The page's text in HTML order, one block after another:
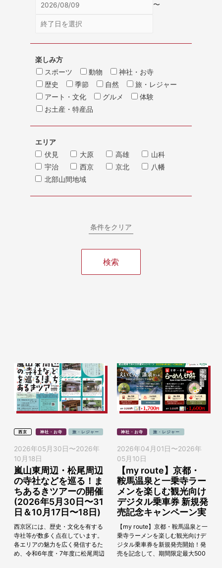
〜
楽しみ方
スポーツ
動物
神社・お寺
歴史
季節 自然
旅・レジャー
アート・文化
グルメ
体験
お土産・特産品
エリア
伏見
大原 高雄
山科
宇治
西京 京北
八幡
北部山間地域
条件をクリア
西京 神社・お寺 旅・レジャー
2026年05月30日 〜2026年
10月18日
嵐山東周辺・松尾周辺
の寺社などを巡る！ま
ちあるきツアーの開催
(2026年5月30日〜31
日＆10月17日〜18日)
西京区には、歴史・文化を有する
寺社等が数多く点在しています。
各エリアの魅力を広く発信するた
め、令和6年度・7年度に松尾周辺
神社・お寺 旅・レジャー
2026年04月01日 〜2026年
05月10日
【my route】京都・
鞍馬温泉と一乗寺ラー
メンを楽しむ観光向け
デジタル乗車券 新規発
売記念キャンペーン実
施♪(2026年4月1日〜
5月10日)
【my route】京都・鞍馬温泉と一
乗寺ラーメンを楽しむ観光向けデ
ジタル乗車券を新規発売開始！発
売を記念して、期間限定最大500